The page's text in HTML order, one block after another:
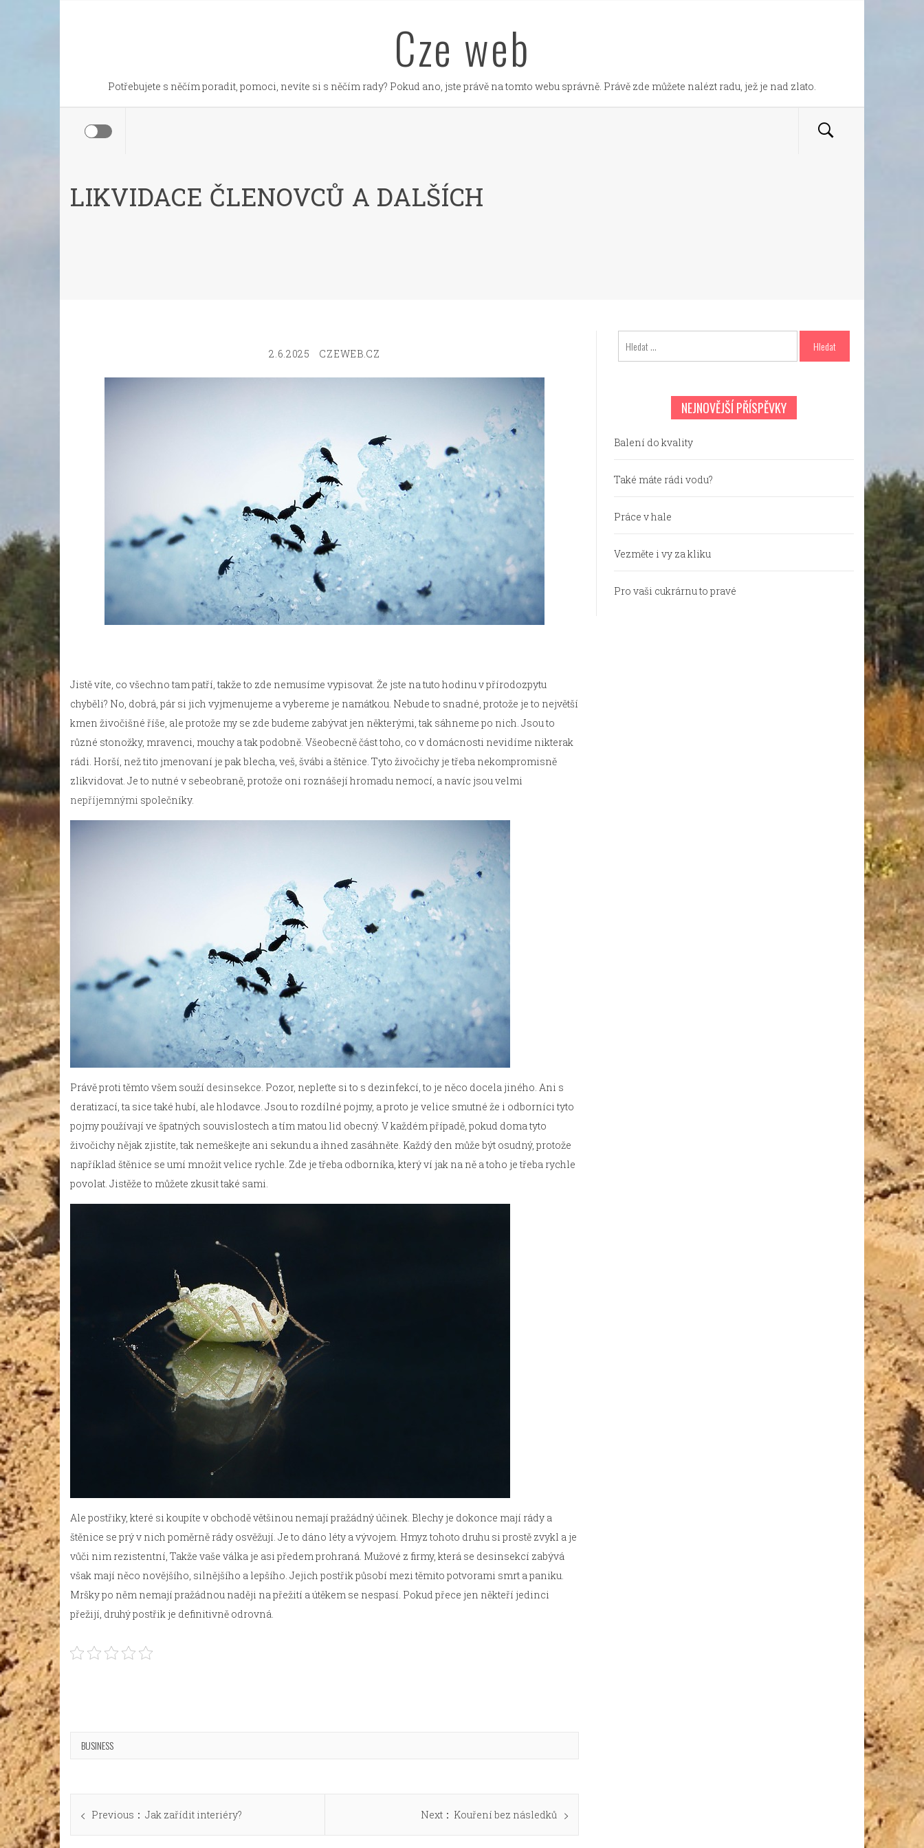
Cze web
Potřebujete s něčím poradit, pomoci, nevíte si s něčím rady? Pokud ano, jste právě na tomto webu správně. Právě zde můžete nalézt radu, jež je nad zlato.
LIKVIDACE ČLENOVCŮ A DALŠÍCH
2.6.2025 CZEWEB.CZ
Jistě víte, co všechno tam patří, takže to zde nemusíme vypisovat. Že jste na tuto hodinu v přírodozpytu
chyběli? No, dobrá, pár si jich vyjmenujeme a vybereme je namátkou. Nebude to snadné, protože je to největší
kmen živočišné říše, ale protože my se zde budeme zabývat jen některými, tak sáhneme po nich. Jsou to
různé stonožky, mravenci, mouchy a tak podobně. Všeobecně část toho, co v domácnosti nevidíme nikterak
rádi. Horší, než tito jmenovaní je pak blecha, veš, švábi a štěnice. Tyto živočichy je třeba nekompromisně
zlikvidovat. Je to nutné v sebeobraně, protože oni roznášejí hromadu nemocí, a navíc jsou velmi
nepříjemnými společníky.
Právě proti těmto všem souží desinsekce. Pozor, nepleťte si to s dezinfekcí, to je něco docela jiného. Ani s
deratizací, ta sice také hubí, ale hlodavce. Jsou to rozdílné pojmy, a proto je velice smutné že i odborníci tyto
pojmy používají ve špatných souvislostech a tím matou lid obecný. V každém případě, pokud doma tyto
živočichy nějak zjistíte, tak nemeškejte ani sekundu a ihned zasáhněte. Každý den může být osudný, protože
například štěnice se umí množit velice rychle. Zde je třeba odborníka, který ví jak na ně a toho je třeba rychle
povolat. Jistěže to můžete zkusit také sami.
Ale postřiky, které si koupíte v obchodě většinou nemají pražádný účinek. Blechy je dokonce mají rády a
štěnice se prý v nich poměrně rády osvěžují. Je to dáno léty a vývojem. Hmyz tohoto druhu si prostě zvykl a je
vůči nim rezistentní, Takže vaše válka je asi předem prohraná. Mužové z firmy, která se desinsekcí zabývá
však mají něco novějšího, silnějšího a lepšího. Jejich postřik působí mezi těmito potvorami smrt a paniku.
Mršky po něm nemají pražádnou naději na přežití a útěkem se nespasí. Pokud přece jen někteří jedinci
přežijí, druhý postřik je definitivně odrovná.
BUSINESS
Navigace
proPrevious
Previous
Jak zařídit interiéry? Next
Next
Kouření bez následků
NEJNOVĚJŠÍ PŘÍSPĚVKY
Balení do kvality
Také máte rádi vodu?
Práce v hale
Vezměte i vy za kliku
Pro vaši cukrárnu to pravé